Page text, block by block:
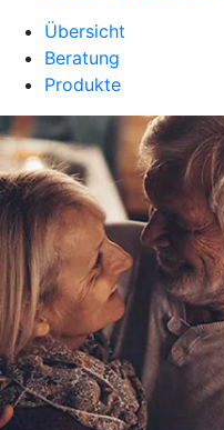
Übersicht
Beratung
Produkte